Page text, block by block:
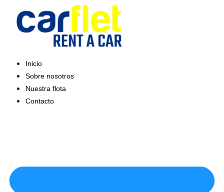
contenido
Inicio
Sobre nosotros
Nuestra flota
Contacto